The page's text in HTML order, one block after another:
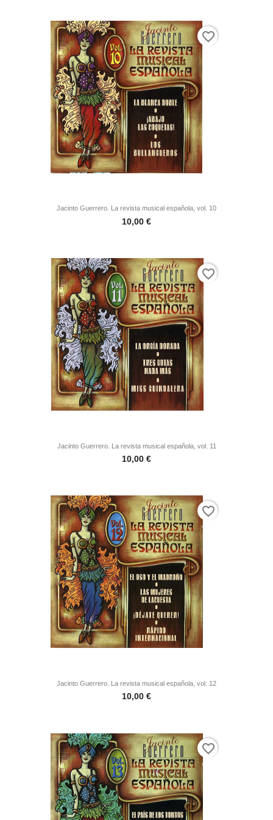
Jacinto Guerrero. La revista musical española, vol. 10
Precio
10,00 €
favorite_border
Jacinto Guerrero. La revista musical española, vol. 11
Precio
10,00 €
favorite_border
Jacinto Guerrero. La revista musical española, vol. 12
Precio
10,00 €
favorite_border
favorite_border